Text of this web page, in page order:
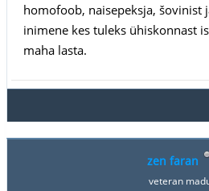
homofoob, naisepeksja, šovinist
inimene kes tuleks ühiskonnast
maha lasta.
zen faran
veteran